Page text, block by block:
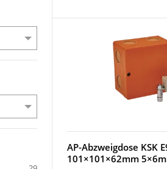
AP-Abzweigdose KSK
101×101×62mm